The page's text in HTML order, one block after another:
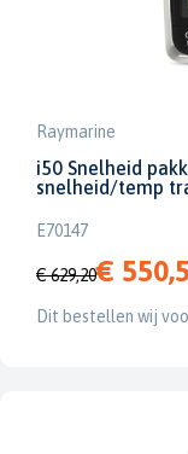
Raymarine
i50 Snelheid
snelheid/temp
E70147
€ 629,20€
Dit bestellen wij